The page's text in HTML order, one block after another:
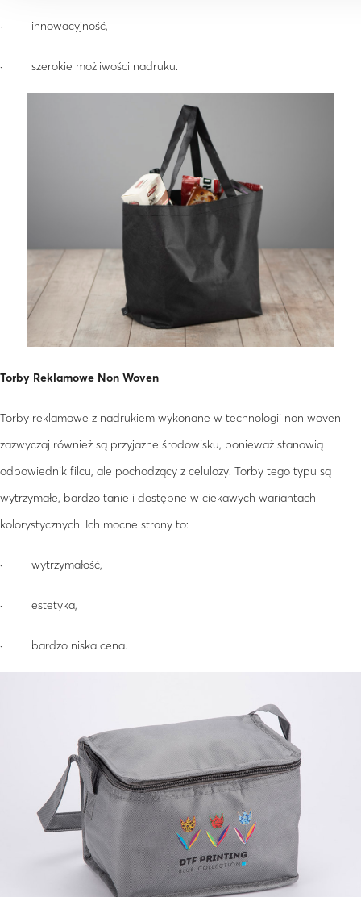
· innowacyjność,
· szerokie możliwości nadruku.
Torby Reklamowe Non Woven
Torby reklamowe z nadrukiem wykonane w technologii non woven
zazwyczaj również są przyjazne środowisku, ponieważ stanowią
odpowiednik filcu, ale pochodzący z celulozy. Torby tego typu są
wytrzymałe, bardzo tanie i dostępne w ciekawych wariantach
kolorystycznych. Ich mocne strony to:
· wytrzymałość,
· estetyka,
· bardzo niska cena.